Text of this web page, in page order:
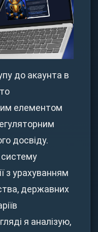
до акаунта в
елементом
досвіду.
з урахуванням
державних
я аналізую,